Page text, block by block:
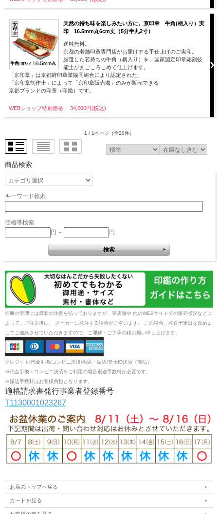
天然の持ち味を楽しみたい方に。京印章 牛角(柄入り）実
印 16.5mm丸6cm丈（5分半丸2寸）
送料無料。
京都の老舗印章専門店がお届けする手仕上げのご実印。
厳選した芯持ちの牛角（柄入り）を、国家認定印章彫刻技
能士がまごころこめて仕上げます。
「京印章」は京都府印章業協同組合により認定された、
「京印章制作士」によって「京印章販売處」のみが販売できる
京都ブランドの印章（印鑑）です。
WEBショップ特別価格： 34,000円(税込)
1 / 1ページ （全20件）
商品検索
キーワード検索
価格帯検索
円 ～
円
在庫の管理には最新の注意を払っておりますが、実店舗や 他のWEBサイトでの販売状況などに
よって、ご注文後に、 メーカーに発注する場合がございます。 この場合、発送予定日を改めま
してご連絡させていただきますので、ご理解・ご了承の程お願い申し上げます。
クレジット/代金引換/コンビニ決済/振込・振込/楽天ID決済（前払）
※代金引換・コンビニ決済をご利用の場合別途手数料が必要です。
※振込手数料はお客様負担となります。
適格請求書発行事業者登録番号
T1130001023267
お店のトップへ戻る
カートを見る